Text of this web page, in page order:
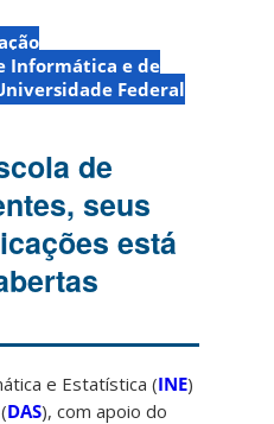
Informática e de
Federal
de
seus
está
e Estatística (INE)
DAS), com apoio do